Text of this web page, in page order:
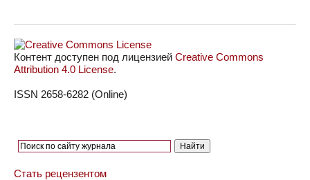
Контент доступен под лицензией Creative Commons
Attribution 4.0 License.
ISSN 2658-6282 (Online)
Стать рецензентом